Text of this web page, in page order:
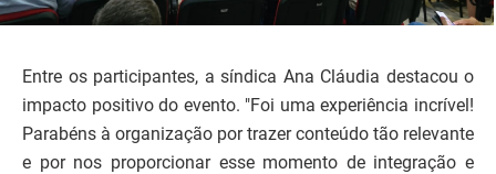
Entre os participantes, a síndica Ana Cláudia destacou o
impacto positivo do evento. "Foi uma experiência incrível!
Parabéns à organização por trazer conteúdo tão relevante
e por nos proporcionar esse momento de integração e